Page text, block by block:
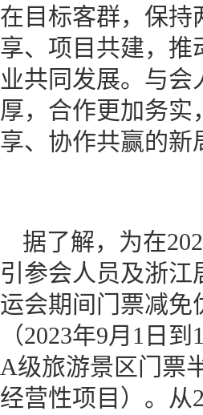
在目标客群，保持
享、项目共建，推
业共同发展。与会
厚，合作更加务实
享、协作共赢的新
据了解，为在
引参会人员及浙
运会期间门票减免
（2023年9月1日
A级旅游景区门票
经营性项目）。从